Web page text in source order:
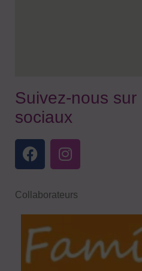
Suivez-nous
sociaux
Collaborateurs